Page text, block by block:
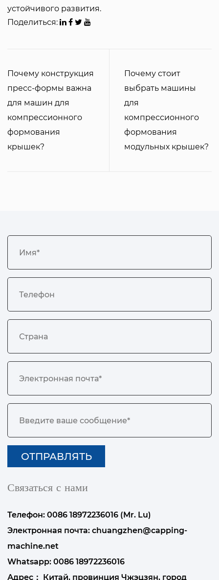
устойчивого развития.
Поделиться:
Почему конструкция
пресс-формы важна
для машин для
компрессионного
формования
крышек?
Почему стоит
выбрать машины
для
компрессионного
формования
модульных крышек?
Связаться с нами
Телефон: 0086 18972236016 (Mr. Lu)
Электронная почта: chuangzhen@capping-
machine.net
Whatsapp: 0086 18972236016
Адрес： Китай, провинция Чжэцзян, город